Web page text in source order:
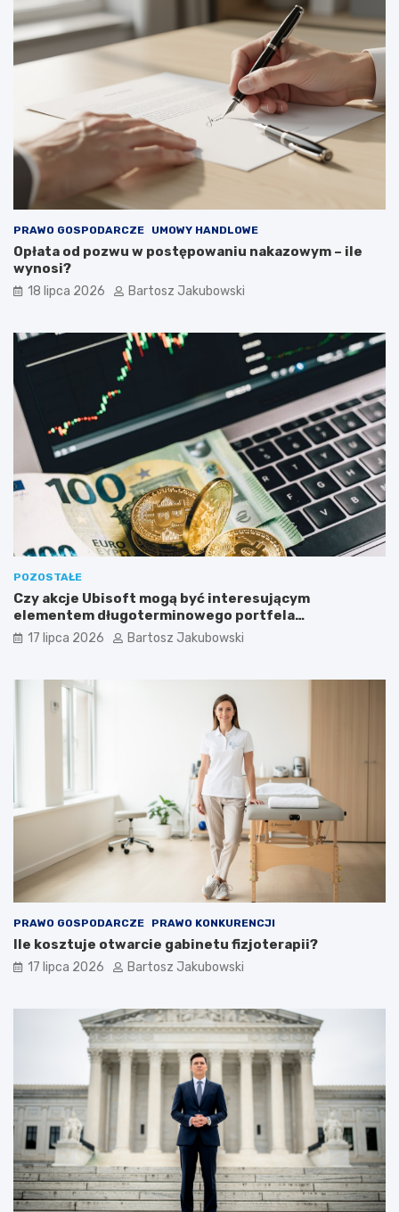
PRAWO GOSPODARCZE UMOWY HANDLOWE
Opłata od pozwu w postępowaniu nakazowym – ile
wynosi?
18 lipca 2026 Bartosz Jakubowski
POZOSTAŁE
Czy akcje Ubisoft mogą być interesującym
elementem długoterminowego portfela
inwestycyjnego?
17 lipca 2026 Bartosz Jakubowski
PRAWO GOSPODARCZE PRAWO KONKURENCJI
Ile kosztuje otwarcie gabinetu fizjoterapii?
17 lipca 2026 Bartosz Jakubowski